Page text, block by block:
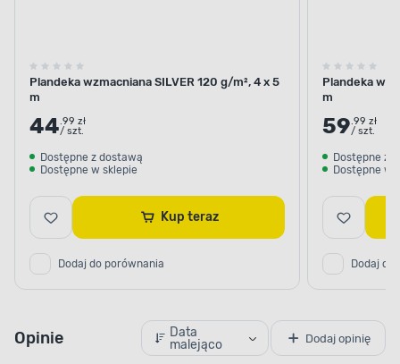
Plandeka wzmacniana SILVER 120 g/m², 4 x 5
m
44.99 zł
/ szt.
Dostępne z dostawą
Dostępne w sklepie
Kup teraz
Dodaj do porównania
Plandeka
m
59.99 zł
/ szt.
Dostępne z
Dostępne w
Dodaj do
Opinie
Data
malejąco
Dodaj opinię